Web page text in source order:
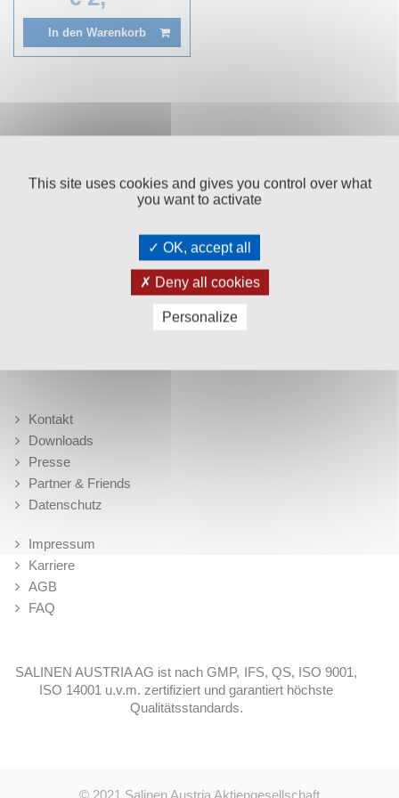
In den Warenkorb
Salinen Austria Aktiengesellschaft
Steinkogelstraße 30
Ebensee am Traunsee ,AUSTRIA
Kontakt
Downloads
Presse
Partner & Friends
Datenschutz
Impressum
Karriere
AGB
FAQ
SALINEN AUSTRIA AG ist nach GMP, IFS, QS, ISO 9001,
ISO 14001 u.v.m. zertifiziert und garantiert höchste
Qualitätsstandards.
© 2021 Salinen Austria Aktiengesellschaft
This site uses cookies and gives you control over what
you want to activate
OK, accept all
Deny all cookies
Personalize